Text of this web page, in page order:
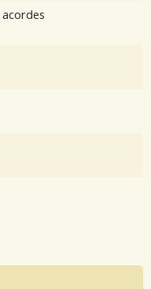
acordes